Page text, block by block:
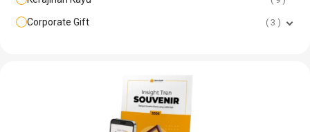
Corporate Gift 3